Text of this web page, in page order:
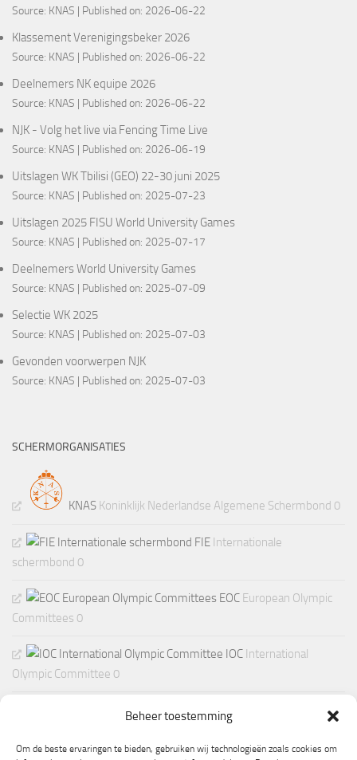
Beheer toestemming
Om de beste ervaringen te bieden, gebruiken wij technologieën zoals cookies om
Source: KNAS Published on: 2026-06-22
Klassement Verenigingsbeker 2026
Source: KNAS Published on: 2026-06-22
Deelnemers NK equipe 2026
Source: KNAS Published on: 2026-06-22
NJK - Volg het live via Fencing Time Live
Source: KNAS Published on: 2026-06-19
Uitslagen WK Tbilisi (GEO) 22-30 juni 2025
Source: KNAS Published on: 2025-07-23
Uitslagen 2025 FISU World University Games
Source: KNAS Published on: 2025-07-17
Deelnemers World University Games
Source: KNAS Published on: 2025-07-09
Selectie WK 2025
Source: KNAS Published on: 2025-07-03
Gevonden voorwerpen NJK
Source: KNAS Published on: 2025-07-03
SCHERMORGANISATIES
KNAS Koninklijk Nederlandse Algemene Schermbond 0
FIE Internationale
schermbond 0
EOC European Olympic
Committees 0
IOC International
Olympic Committee 0